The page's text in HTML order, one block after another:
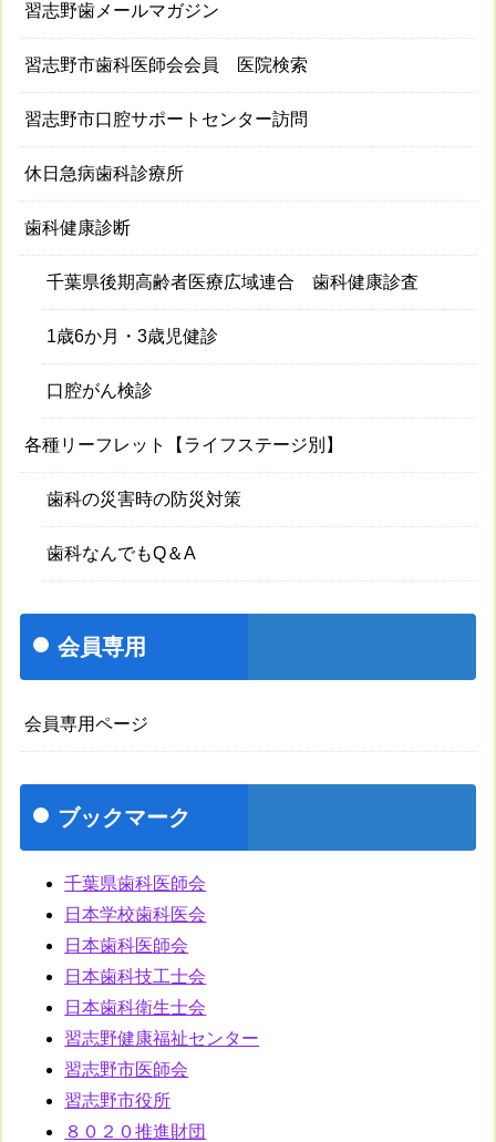
習志野歯メールマガジン
習志野市歯科医師会会員 医院検索
習志野市口腔サポートセンター訪問
休日急病歯科診療所
歯科健康診断
千葉県後期高齢者医療広域連合 歯科健康診査
1歳6か月・3歳児健診
口腔がん検診
各種リーフレット【ライフステージ別】
歯科の災害時の防災対策
歯科なんでもQ＆A
会員専用
会員専用ページ
ブックマーク
千葉県歯科医師会
日本学校歯科医会
日本歯科医師会
日本歯科技工士会
日本歯科衛生士会
習志野健康福祉センター
習志野市医師会
習志野市役所
８０２０推進財団